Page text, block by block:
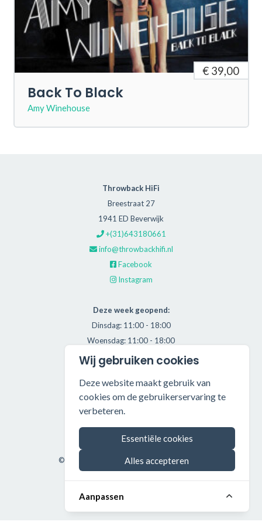
€ 39,00
Back To Black
Amy Winehouse
Throwback HiFi
Breestraat 27
1941 ED Beverwijk
+(31)643180661
info@throwbackhifi.nl
Facebook
Instagram
Deze week geopend:
Dinsdag: 11:00 - 18:00
Woensdag: 11:00 - 18:00
Donderdag: 11:00 - 21:00
Zaterdag: 11:00 - 17:00
Alle getoonde prijzen zijn incl. BTW.
Algemene Voorwaarden
Manage cookies
©2026 Throwback HiFi — All rights reserved.
Wij gebruiken cookies
Deze website maakt gebruik van
cookies om de gebruikerservaring te
verbeteren.
Essentiële cookies
Alles accepteren
Aanpassen